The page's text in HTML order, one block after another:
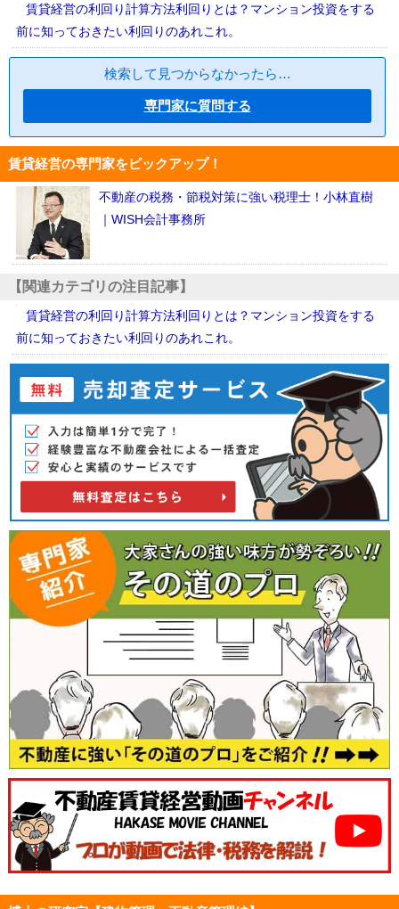
賃貸経営の利回り計算方法利回りとは？マンション投資をする
前に知っておきたい利回りのあれこれ。
検索して見つからなかったら…
専門家に質問する
賃貸経営の専門家をピックアップ！
不動産の税務・節税対策に強い税理士！小林直樹
｜WISH会計事務所
【関連カテゴリの注目記事】
賃貸経営の利回り計算方法利回りとは？マンション投資をする
前に知っておきたい利回りのあれこれ。